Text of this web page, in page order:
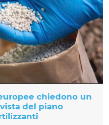
chiedono un
del piano